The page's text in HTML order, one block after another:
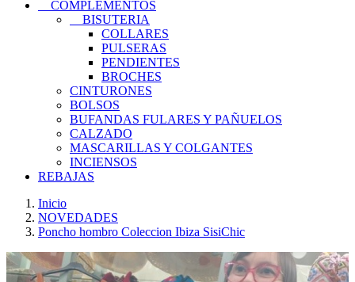
COMPLEMENTOS
BISUTERIA
COLLARES
PULSERAS
PENDIENTES
BROCHES
CINTURONES
BOLSOS
BUFANDAS FULARES Y PAÑUELOS
CALZADO
MASCARILLAS Y COLGANTES
INCIENSOS
REBAJAS
Inicio
NOVEDADES
Poncho hombro Coleccion Ibiza SisiChic